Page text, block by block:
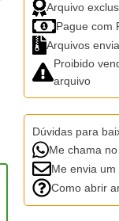
Arquivo
Pague com
Arquivos
Proibido
arquivo
Dúvidas para
Me chama
Me envia um
Como abrir